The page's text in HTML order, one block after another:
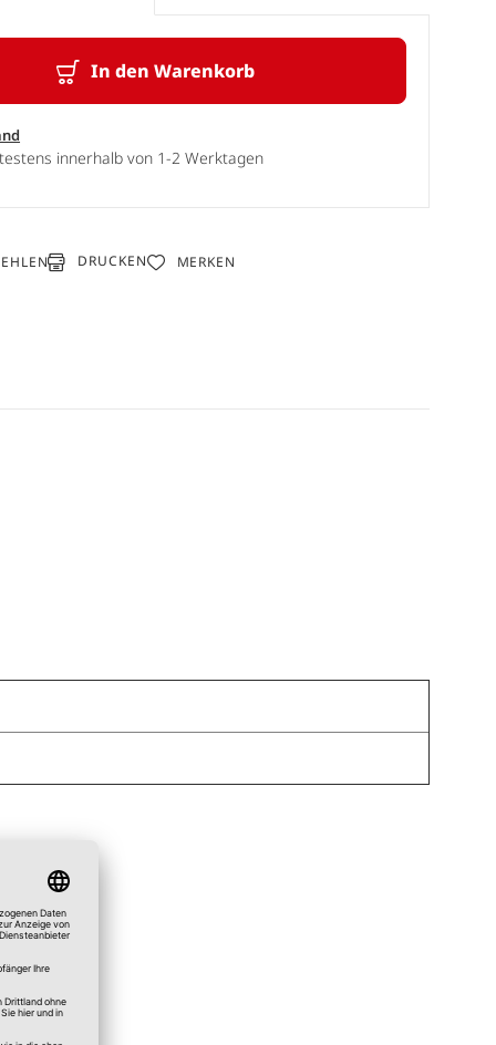
In den Warenkorb
innerhalb von 1-2 Werktagen
DRUCKEN MERKEN